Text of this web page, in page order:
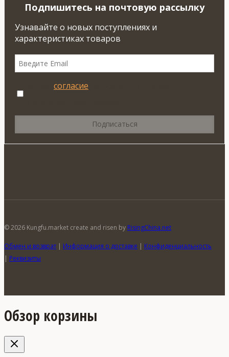
Подпишитесь на почтовую рассылку
Узнавайте о новых поступлениях и
характеристиках товаров
согласие
© 2026 Kungfu.market create and risen by RisingChina.net
Обмен и возврат | Информация о доставке | Конфиденциальность
| Реквизиты
Обзор корзины